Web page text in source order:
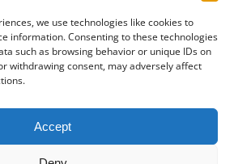
we use technologies like cookies to
information. Consenting to these technologies
such as browsing behavior or unique IDs on
withdrawing consent, may adversely affect
Accept